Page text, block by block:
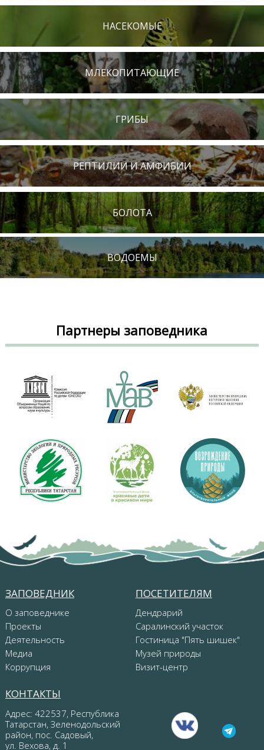
НАСЕКОМЫЕ
МЛЕКОПИТАЮЩИЕ
ГРИБЫ
РЕПТИЛИИ И АМФИБИИ
БОЛОТА
ВОДОЕМЫ
Партнеры заповедника
ЗАПОВЕДНИК
О заповеднике
Проекты
Деятельность
Медиа
Коррупция
ПОСЕТИТЕЛЯМ
Дендрарий
Саралинский участок
Гостиница "Пять шишек"
Музей природы
Визит-центр
КОНТАКТЫ
Адрес: 422537, Республика
Татарстан, Зеленодольский
район, пос. Садовый,
ул. Вехова, д. 1